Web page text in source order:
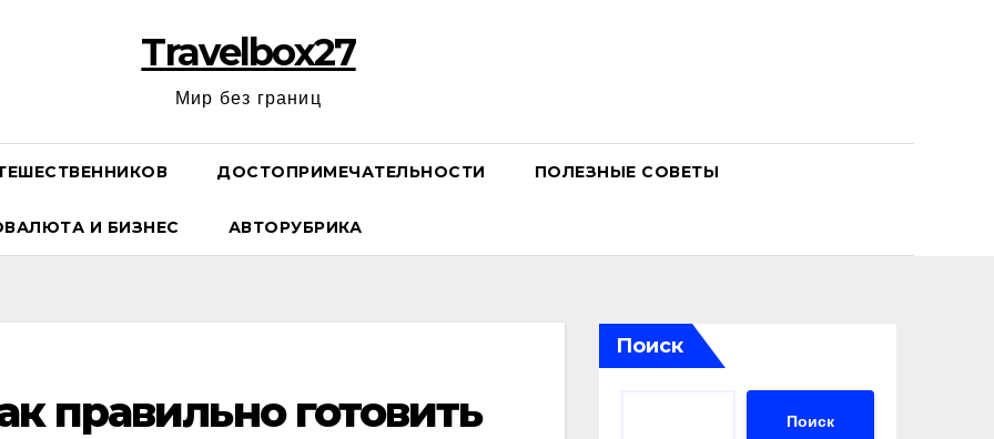
Travelbox27
Мир без границ
ДОСТОПРИМЕЧАТЕЛЬНОСТИ ПОЛЕЗНЫЕ СОВЕТЫ
И БИЗНЕС АВТОРУБРИКА
правильно готовить
Поиск
Поиск